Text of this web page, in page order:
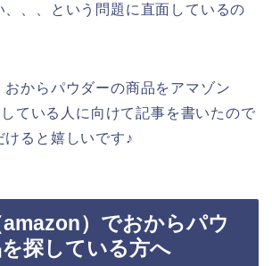
、、、という問題に直面しているの
おからパウダーの商品をアマゾン
ている人に向けて記事を書いたので
ると嬉しいです♪
）でおからパウ
探している方へ